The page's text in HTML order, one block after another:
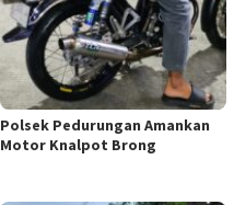
Polsek Pedurungan Amankan
Motor Knalpot Brong